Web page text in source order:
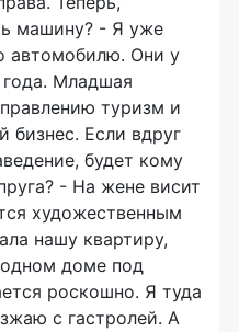
машину? - Я уже
автомобилю. Они у
Младшая
туризм и
бизнес. Если вдруг
будет кому
- На жене висит
художественным
нашу квартиру,
доме под
роскошно. Я туда
с гастролей. А